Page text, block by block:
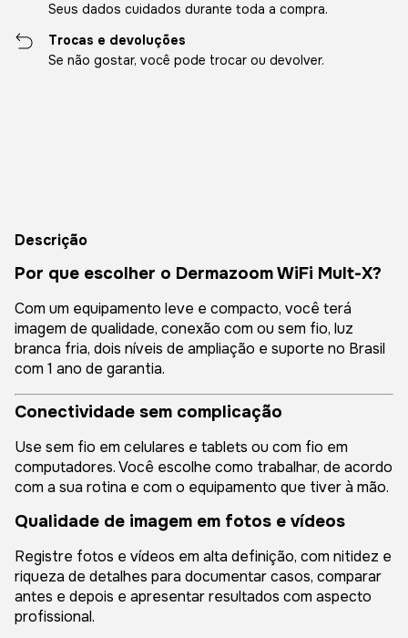
Seus dados cuidados durante toda a compra.
Trocas e devoluções
Se não gostar, você pode trocar ou devolver.
Descrição
Por que escolher o Dermazoom WiFi Mult-X?
Com um equipamento leve e compacto, você terá
imagem de qualidade, conexão com ou sem fio, luz
branca fria, dois níveis de ampliação e suporte no Brasil
com 1 ano de garantia.
Conectividade sem complicação
Use sem fio em celulares e tablets ou com fio em
computadores. Você escolhe como trabalhar, de acordo
com a sua rotina e com o equipamento que tiver à mão.
Qualidade de imagem em fotos e vídeos
Registre fotos e vídeos em alta definição, com nitidez e
riqueza de detalhes para documentar casos, comparar
antes e depois e apresentar resultados com aspecto
profissional.